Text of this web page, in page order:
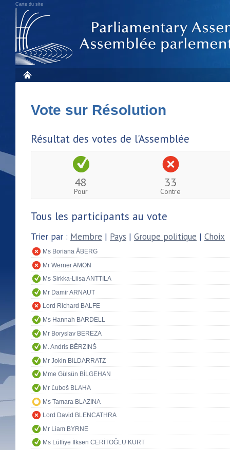
Carte du site
Vote sur Résolution
Résultat des votes de l'Assemblée
48
Pour
33
Contre
Tous les participants au vote
Trier par : Membre | Pays | Groupe politique | Choix
Ms Boriana ÅBERG
Mr Werner AMON
Ms Sirkka-Liisa ANTTILA
Mr Damir ARNAUT
Lord Richard BALFE
Ms Hannah BARDELL
Mr Boryslav BEREZA
M. Andris BĒRZINŠ
Mr Jokin BILDARRATZ
Mme Gülsün BİLGEHAN
Mr Ľuboš BLAHA
Ms Tamara BLAZINA
Lord David BLENCATHRA
Mr Liam BYRNE
Ms Lütfiye İlksen CERİTOĞLU KURT